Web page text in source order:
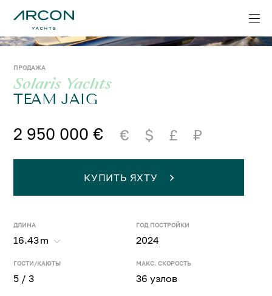
ПРОДАЖА
Solaris Yachts
TEAM JAIG
2 950 000 € € $ £ ₽
ДЛИНА
16.43m
ГОД ПОСТРОЙКИ
2024
ГОСТИ/КАЮТЫ
5 / 3
МАКС. СКОРОСТЬ
36 узлов
КУПИТЬ ЯХТУ